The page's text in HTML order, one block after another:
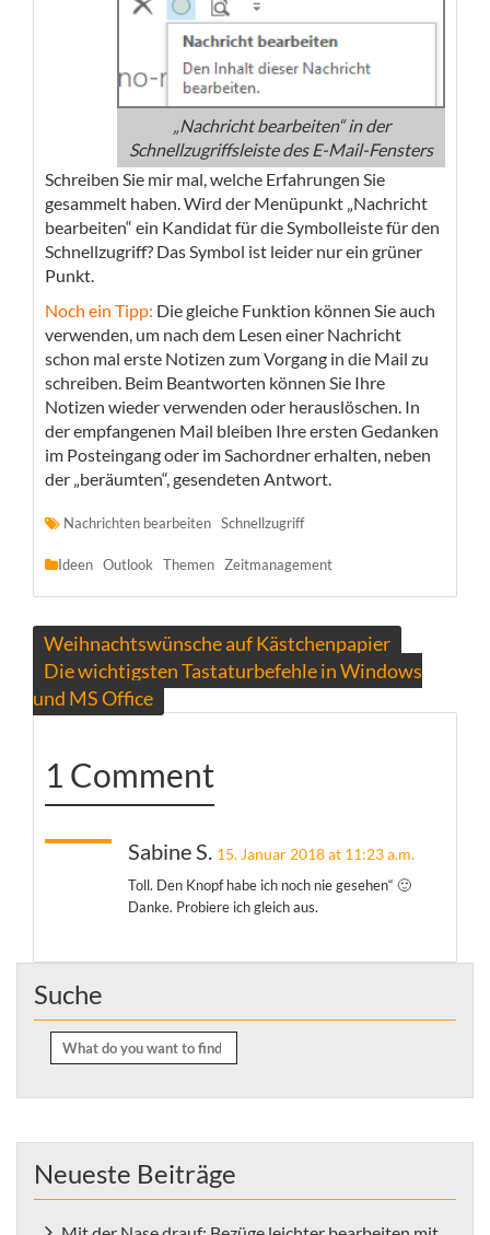
„Nachricht bearbeiten“ in der
Schnellzugriffsleiste des E-Mail-Fensters
Schreiben Sie mir mal, welche Erfahrungen Sie
gesammelt haben. Wird der Menüpunkt „Nachricht
bearbeiten“ ein Kandidat für die Symbolleiste für den
Schnellzugriff? Das Symbol ist leider nur ein grüner
Punkt.
Noch ein Tipp: Die gleiche Funktion können Sie auch
verwenden, um nach dem Lesen einer Nachricht
schon mal erste Notizen zum Vorgang in die Mail zu
schreiben. Beim Beantworten können Sie Ihre
Notizen wieder verwenden oder herauslöschen. In
der empfangenen Mail bleiben Ihre ersten Gedanken
im Posteingang oder im Sachordner erhalten, neben
der „beräumten“, gesendeten Antwort.
Nachrichten bearbeiten Schnellzugriff
Ideen Outlook Themen Zeitmanagement
Beitragsnavigation
Weihnachtswünsche auf Kästchenpapier
Die wichtigsten Tastaturbefehle in Windows
und MS Office
1 Comment
Sabine S. 15. Januar 2018 at 11:23 a.m.
Toll. Den Knopf habe ich noch nie gesehen“ 🙂
Danke. Probiere ich gleich aus.
Suche
Search
for:
Neueste Beiträge